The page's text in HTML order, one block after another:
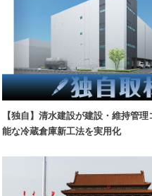
【独自】清水建設が建設・維持管
能な冷蔵倉庫新工法を実用化